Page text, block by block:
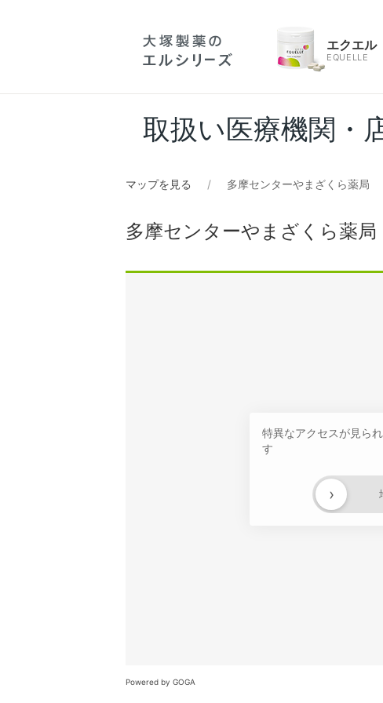
エクエル
EQUELLE
取扱い医療機関・
マップを見る 多摩センターやまざくら薬局
多摩センターやまざくら薬局
特異なアクセスが見ら
す
›
Powered by GOGA